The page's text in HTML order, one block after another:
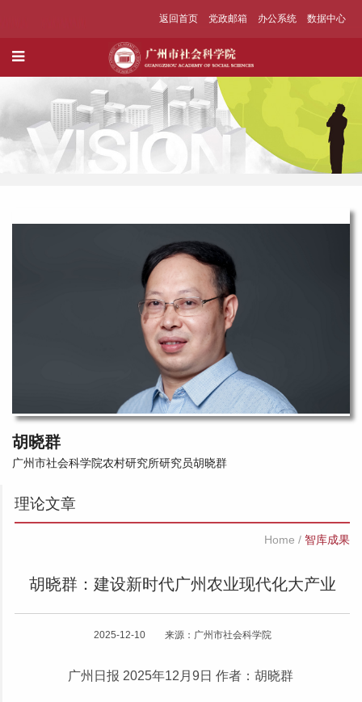
返回首页 党政邮箱 办公系统 数据中心
胡晓群
广州市社会科学院农村研究所研究员胡晓群
理论文章
Home / 智库成果
胡晓群：建设新时代广州农业现代化大产业
2025-12-10 来源：广州市社会科学院
广州日报 2025年12月9日 作者：胡晓群